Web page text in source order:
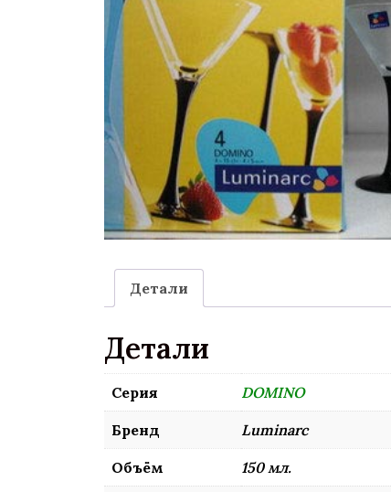
Детали
Детали
Серия DOMINO
Бренд Luminarc
Объём 150 мл.